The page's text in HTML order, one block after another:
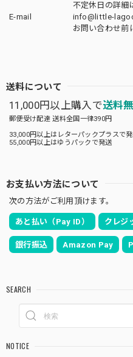
不定休日の詳細
E-mail
info@little-
お問い合わせ前
送料について
11,000円以上購入で送料
郵便受け配達 送料全国一律390円
33,000円以上はレターパックプラスで
55,000円以上はゆうパックで発送
お支払い方法について
次の方法がご利用頂けます。
あと払い（Pay ID） クレジ
銀行振込 Amazon Pay
SEARCH
NOTICE